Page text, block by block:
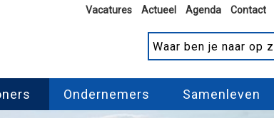
Vacatures Actueel Agenda Contact
Ondernemers Samenleven